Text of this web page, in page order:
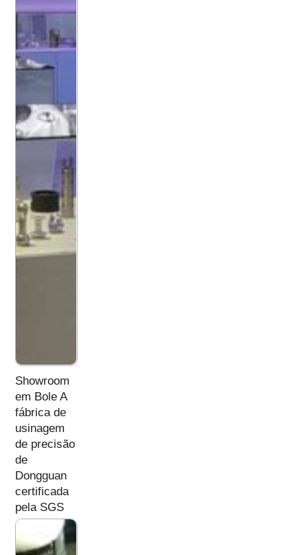
Showroom
em Bole A
fábrica de
usinagem
de precisão
de
Dongguan
certificada
pela SGS